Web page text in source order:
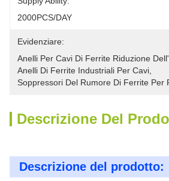
2000PCS/DAY
Evidenziare:
Anelli Per Cavi Di Ferrite Riduzione
Anelli Di Ferrite Industriali Per Cavi
Soppressori Del Rumore Di Ferrite Per
Descrizione Del
Descrizione del prodotto: